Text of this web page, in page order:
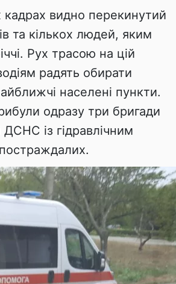
видно перекинутий
та кількох людей, яким
Рух трасою на цій
радять обирати
населені пункти.
одразу три бригади
із гідравлічним